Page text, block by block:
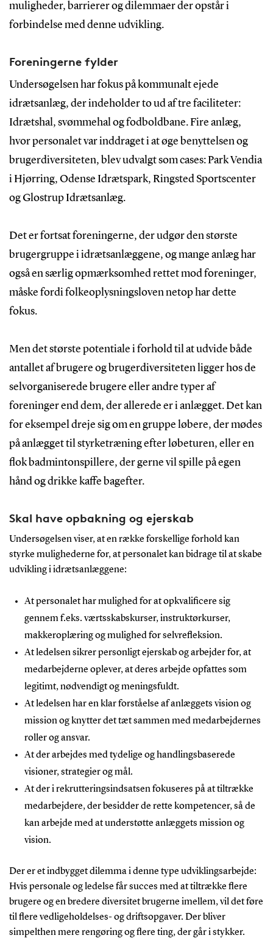
muligheder, barrierer og dilemmaer der opstår i
forbindelse med denne udvikling.
Foreningerne fylder
Undersøgelsen har fokus på kommunalt ejede
idrætsanlæg, der indeholder to ud af tre faciliteter:
Idrætshal, svømmehal og fodboldbane. Fire anlæg,
hvor personalet var inddraget i at øge benyttelsen og
brugerdiversiteten, blev udvalgt som cases: Park Vendia
i Hjørring, Odense Idrætspark, Ringsted Sportscenter
og Glostrup Idrætsanlæg.
Det er fortsat foreningerne, der udgør den største
brugergruppe i idrætsanlæggene, og mange anlæg har
også en særlig opmærksomhed rettet mod foreninger,
måske fordi folkeoplysningsloven netop har dette
fokus.
Men det største potentiale i forhold til at udvide både
antallet af brugere og brugerdiversiteten ligger hos de
selvorganiserede brugere eller andre typer af
foreninger end dem, der allerede er i anlægget. Det kan
for eksempel dreje sig om en gruppe løbere, der mødes
på anlægget til styrketræning efter løbeturen, eller en
flok badmintonspillere, der gerne vil spille på egen
hånd og drikke kaffe bagefter.
Skal have opbakning og ejerskab
Undersøgelsen viser, at en række forskellige forhold kan
styrke mulighederne for, at personalet kan bidrage til at skabe
udvikling i idrætsanlæggene:
At personalet har mulighed for at opkvalificere sig
gennem f.eks. værtsskabskurser, instruktørkurser,
makkeroplæring og mulighed for selvrefleksion.
At ledelsen sikrer personligt ejerskab og arbejder for, at
medarbejderne oplever, at deres arbejde opfattes som
legitimt, nødvendigt og meningsfuldt.
At ledelsen har en klar forståelse af anlæggets vision og
mission og knytter det tæt sammen med medarbejdernes
roller og ansvar.
At der arbejdes med tydelige og handlingsbaserede
visioner, strategier og mål.
At der i rekrutteringsindsatsen fokuseres på at tiltrække
medarbejdere, der besidder de rette kompetencer, så de
kan arbejde med at understøtte anlæggets mission og
vision.
Der er et indbygget dilemma i denne type udviklingsarbejde:
Hvis personale og ledelse får succes med at tiltrække flere
brugere og en bredere diversitet brugerne imellem, vil det føre
til flere vedligeholdelses- og driftsopgaver. Der bliver
simpelthen mere rengøring og flere ting, der går i stykker.